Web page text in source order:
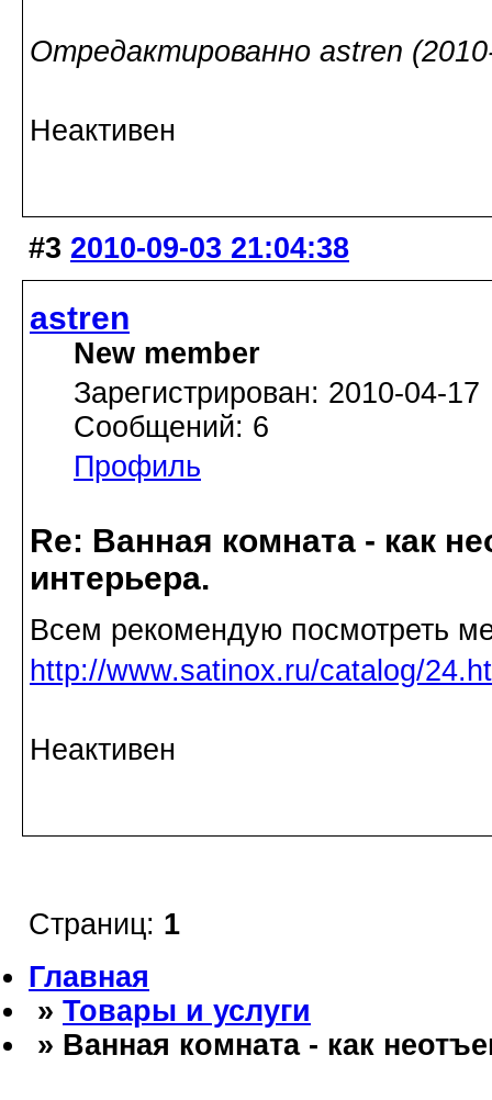
Отредактированно astren
Неактивен
#3 2010-09-03 21:04:38
astren
New member
Зарегистрирован: 2010-04-17
Сообщений: 6
Профиль
Re: Ванная комната - как
интерьера.
Всем рекомендую посмотреть
http://www.satinox.ru/catalog/
Неактивен
Страниц: 1
Главная
» Товары и услуги
» Ванная комната - как